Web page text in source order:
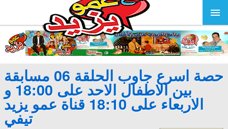
حصة اسرع جاوب الحلقة 06 مسابقة
بين الاطفال الاحد على 18:00 و
الاربعاء على 18:10 قناة عمو يزيد
تيفي